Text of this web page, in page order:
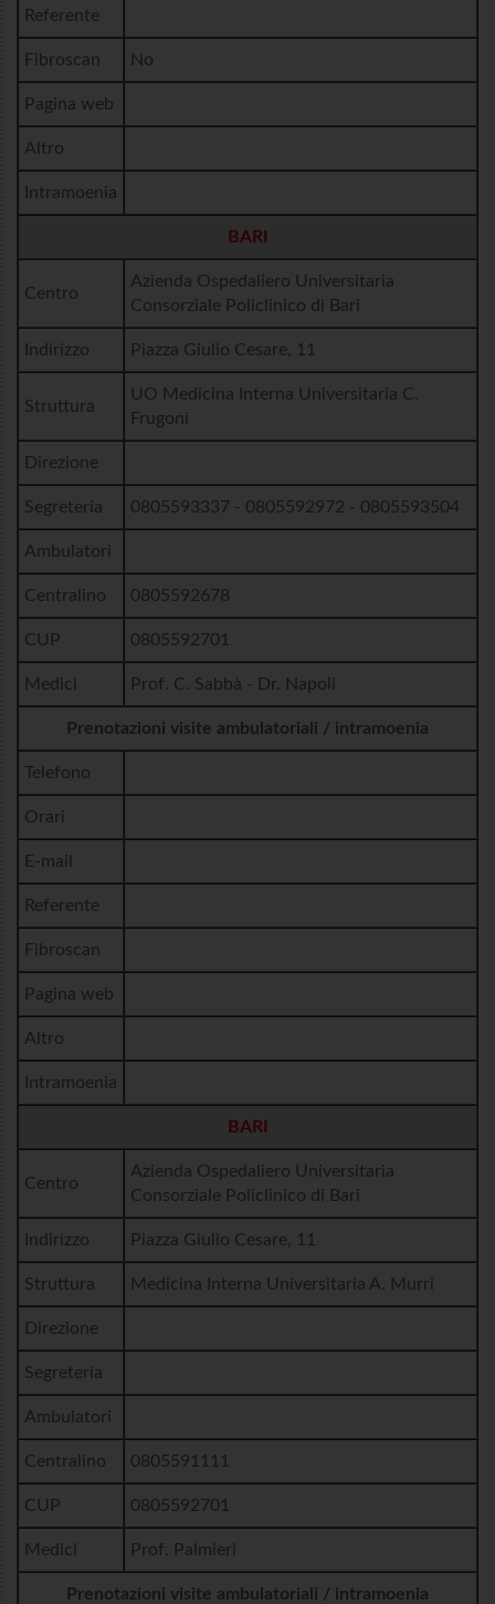
Referente
Fibroscan No
Pagina web
Altro
Intramoenia
BARI
Centro
Azienda Ospedaliero Universitaria
Consorziale Policlinico di Bari
Indirizzo Piazza Giulio Cesare, 11
Struttura
UO Medicina Interna Universitaria C.
Frugoni
Direzione
Segreteria 0805593337 - 0805592972 - 0805593504
Ambulatori
Centralino 0805592678
CUP 0805592701
Medici Prof. C. Sabbà - Dr. Napoli
Prenotazioni visite ambulatoriali / intramoenia
Telefono
Orari
E-mail
Referente
Fibroscan
Pagina web
Altro
Intramoenia
BARI
Centro
Azienda Ospedaliero Universitaria
Consorziale Policlinico di Bari
Indirizzo Piazza Giulio Cesare, 11
Struttura Medicina Interna Universitaria A. Murri
Direzione
Segreteria
Ambulatori
Centralino 0805591111
CUP 0805592701
Medici Prof. Palmieri
Prenotazioni visite ambulatoriali / intramoenia